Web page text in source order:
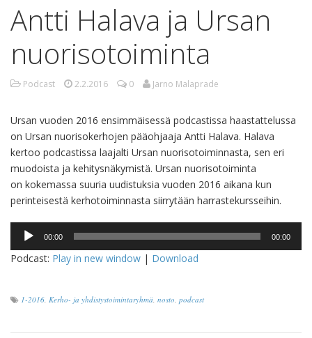
Antti Halava ja Ursan
nuorisotoiminta
Podcast 2.2.2016 0 Jarno Malaprade
Ursan vuoden 2016 ensimmäisessä podcastissa haastattelussa
on Ursan nuorisokerhojen pääohjaaja Antti Halava. Halava
kertoo podcastissa laajalti Ursan nuorisotoiminnasta, sen eri
muodoista ja kehitysnäkymistä. Ursan nuorisotoiminta
on kokemassa suuria uudistuksia vuoden 2016 aikana kun
perinteisestä kerhotoiminnasta siirrytään harrastekursseihin.
Audio
Player
00:00 00:00
Podcast: Play in new window | Download
1-2016, Kerho- ja yhdistystoimintaryhmä, nosto, podcast